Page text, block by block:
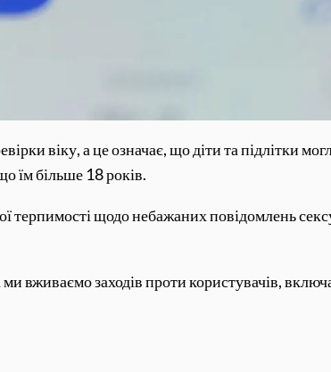
віку, а це означає, що діти та підлітки
їм більше 18 років.
терпимості щодо небажаних повідомлень
вживаємо заходів проти користувачів,